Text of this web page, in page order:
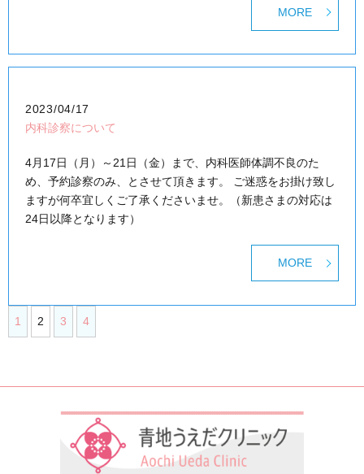
MORE
2023/04/17
内科診察について
4月17日（月）～21日（金）まで、内科医師体調不良のた
め、予約診察のみ、とさせて頂きます。 ご迷惑をお掛け致し
ますが何卒宜しくご了承くださいませ。（新患さまの対応は
24日以降となります）
MORE
1 2 3 4